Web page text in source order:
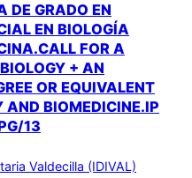
GRADO EN
EN BIOLOGÍA
FOR A
+ AN
OR EQUIVALENT
AND BIOMEDICINE.IP
13
Valdecilla (IDIVAL)